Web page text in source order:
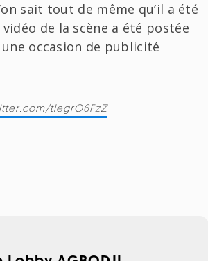
sait tout de même qu’il a été
de la scène a été postée
occasion de publicité
tlegrO6FzZ